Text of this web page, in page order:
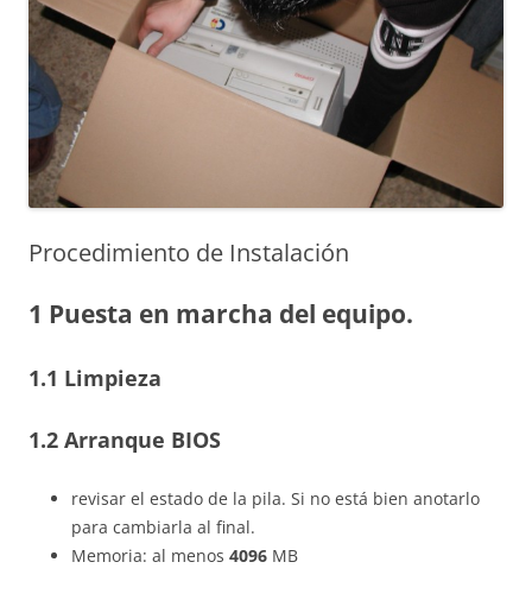
Procedimiento de Instalación
1 Puesta en marcha del equipo.
1.1 Limpieza
1.2 Arranque BIOS
revisar el estado de la pila. Si no está bien anotarlo
para cambiarla al final.
Memoria: al menos 4096 MB